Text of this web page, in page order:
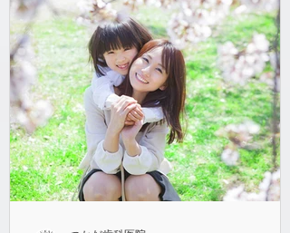
剤を充塡することで大...